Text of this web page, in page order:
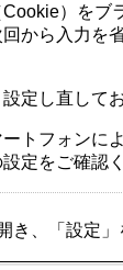
）をブ
から入力を
定し直して
トフォンに
定をご確認
き、「設定」